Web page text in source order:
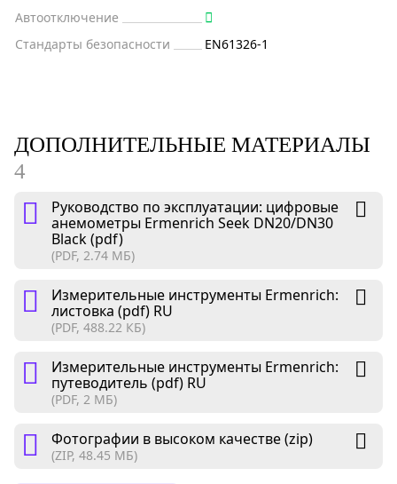
Автоотключение
Стандарты безопасности
EN61326-1
ДОПОЛНИТЕЛЬНЫЕ МАТЕРИАЛЫ
4
Руководство по эксплуатации: цифровые
анемометры Ermenrich Seek DN20/DN30
Black (pdf)
(PDF, 2.74 МБ)
Измерительные инструменты Ermenrich:
листовка (pdf) RU
(PDF, 488.22 КБ)
Измерительные инструменты Ermenrich:
путеводитель (pdf) RU
(PDF, 2 МБ)
Фотографии в высоком качестве (zip)
(ZIP, 48.45 МБ)